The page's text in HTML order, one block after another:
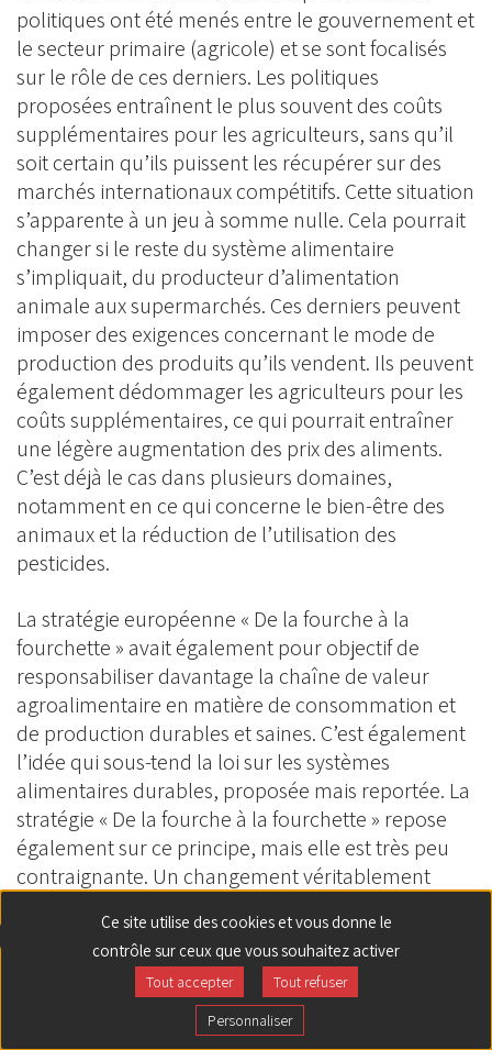
politiques ont été menés entre le gouvernement et
le secteur primaire (agricole) et se sont focalisés
sur le rôle de ces derniers. Les politiques
proposées entraînent le plus souvent des coûts
supplémentaires pour les agriculteurs, sans qu’il
soit certain qu’ils puissent les récupérer sur des
marchés internationaux compétitifs. Cette situation
s’apparente à un jeu à somme nulle. Cela pourrait
changer si le reste du système alimentaire
s’impliquait, du producteur d’alimentation
animale aux supermarchés. Ces derniers peuvent
imposer des exigences concernant le mode de
production des produits qu’ils vendent. Ils peuvent
également dédommager les agriculteurs pour les
coûts supplémentaires, ce qui pourrait entraîner
une légère augmentation des prix des aliments.
C’est déjà le cas dans plusieurs domaines,
notamment en ce qui concerne le bien-être des
animaux et la réduction de l’utilisation des
pesticides.
La stratégie européenne « De la fourche à la
fourchette » avait également pour objectif de
responsabiliser davantage la chaîne de valeur
agroalimentaire en matière de consommation et
de production durables et saines. C’est également
l’idée qui sous-tend la loi sur les systèmes
alimentaires durables, proposée mais reportée. La
stratégie « De la fourche à la fourchette » repose
également sur ce principe, mais elle est très peu
contraignante. Un changement véritablement
réalisé que si l’ensemble du système alimentaire
de l’UE y participe. Relever les défis agro-
environnementaux d’aujourd’hui n’est pas
seulement une question de production durable.
Ce site utilise des cookies et vous donne le
contrôle sur ceux que vous souhaitez activer
Tout accepter
Tout refuser
Personnaliser